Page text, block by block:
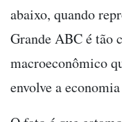
abaixo, quando
Grande ABC é tão
macroeconômico
envolve a